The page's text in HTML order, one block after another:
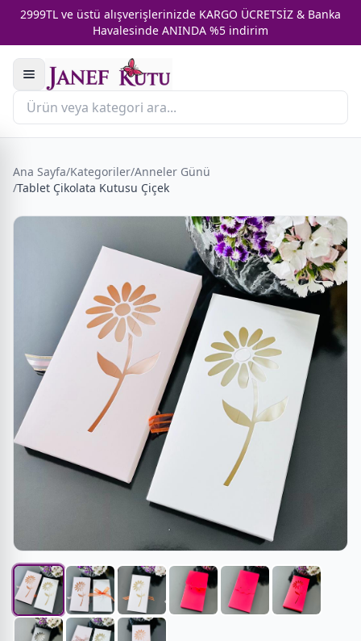
2999TL ve üstü alışverişlerinizde KARGO ÜCRETSİZ & Banka
Havalesinde ANINDA %5 indirim
Ana Sayfa/Kategoriler/Anneler Günü
/Tablet Çikolata Kutusu Çiçek